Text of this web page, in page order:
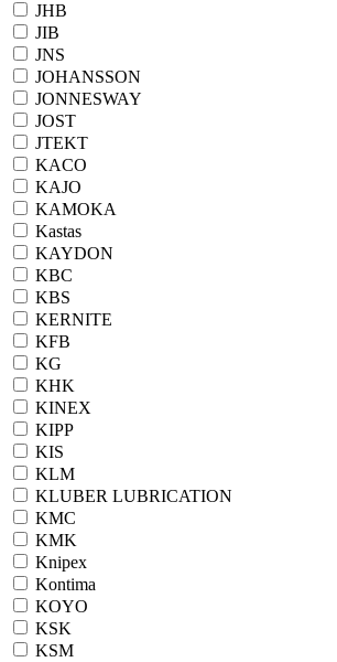
JHB
JIB
JNS
JOHANSSON
JONNESWAY
JOST
JTEKT
KACO
KAJO
KAMOKA
Kastas
KAYDON
KBC
KBS
KERNITE
KFB
KG
KHK
KINEX
KIPP
KIS
KLM
KLUBER LUBRICATION
KMC
KMK
Knipex
Kontima
KOYO
KSK
KSM